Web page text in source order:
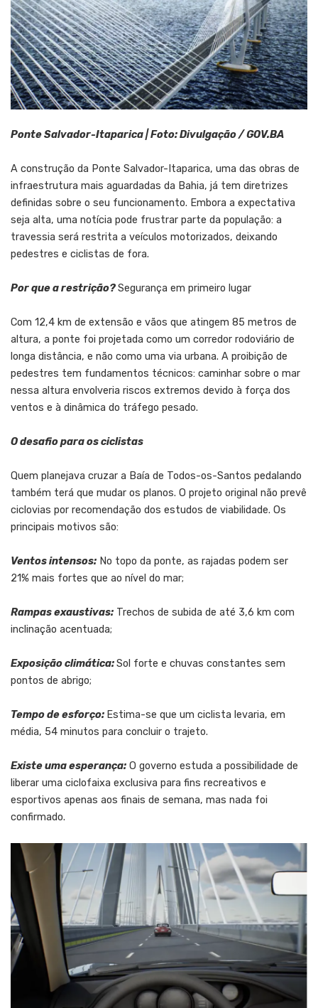
Ponte Salvador-Itaparica | Foto: Divulgação / GOV.BA
A construção da Ponte Salvador-Itaparica, uma das obras de
infraestrutura mais aguardadas da Bahia, já tem diretrizes
definidas sobre o seu funcionamento. Embora a expectativa
seja alta, uma notícia pode frustrar parte da população: a
travessia será restrita a veículos motorizados, deixando
pedestres e ciclistas de fora.
Por que a restrição?Segurança em primeiro lugar
Com 12,4 km de extensão e vãos que atingem 85 metros de
altura, a ponte foi projetada como um corredor rodoviário de
longa distância, e não como uma via urbana. A proibição de
pedestres tem fundamentos técnicos: caminhar sobre o mar
nessa altura envolveria riscos extremos devido à força dos
ventos e à dinâmica do tráfego pesado.
O desafio para os ciclistas
Quem planejava cruzar a Baía de Todos-os-Santos pedalando
também terá que mudar os planos. O projeto original não prevê
ciclovias por recomendação dos estudos de viabilidade. Os
principais motivos são:
Ventos intensos: No topo da ponte, as rajadas podem ser
21% mais fortes que ao nível do mar;
Rampas exaustivas: Trechos de subida de até 3,6 km com
inclinação acentuada;
Exposição climática:Sol forte e chuvas constantes sem
pontos de abrigo;
Tempo de esforço: Estima-se que um ciclista levaria, em
média, 54 minutos para concluir o trajeto.
Existe uma esperança: O governo estuda a possibilidade de
liberar uma ciclofaixa exclusiva para fins recreativos e
esportivos apenas aos finais de semana, mas nada foi
confirmado.